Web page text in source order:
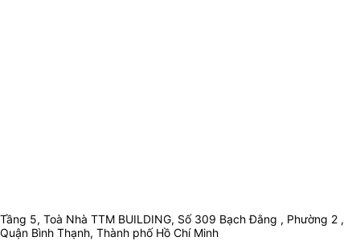
Tầng 5, Toà Nhà TTM BUILDING, Số 309 Bạch Đằng , Phường 2 ,
Quận Bình Thạnh, Thành phố Hồ Chí Minh